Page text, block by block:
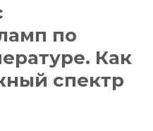
по
Как
спектр